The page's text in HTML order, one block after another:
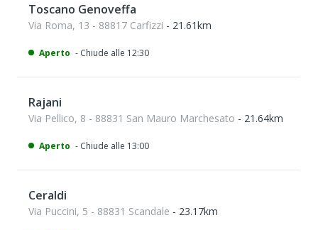
Toscano Genoveffa
Via Roma, 13 - 88817 Carfizzi - 21.61km
Aperto - Chiude alle 12:30
Rajani
Via Pellico, 8 - 88831 San Mauro Marchesato - 21.64km
Aperto - Chiude alle 13:00
Ceraldi
Via Puccini, 5 - 88831 Scandale - 23.17km